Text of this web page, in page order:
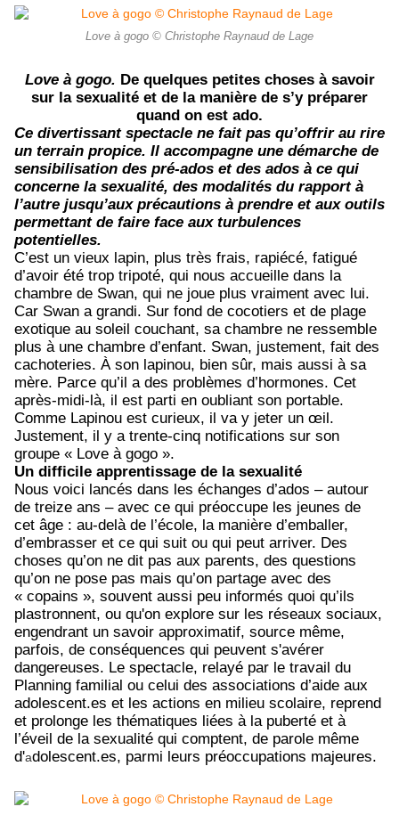
Love à gogo © Christophe Raynaud de Lage
Love à gogo. De quelques petites choses à savoir
sur la sexualité et de la manière de s’y préparer
quand on est ado.
Ce divertissant spectacle ne fait pas qu’offrir au rire
un terrain propice. Il accompagne une démarche de
sensibilisation des pré-ados et des ados à ce qui
concerne la sexualité, des modalités du rapport à
l’autre jusqu’aux précautions à prendre et aux outils
permettant de faire face aux turbulences
potentielles.
C’est un vieux lapin, plus très frais, rapiécé, fatigué
d’avoir été trop tripoté, qui nous accueille dans la
chambre de Swan, qui ne joue plus vraiment avec lui.
Car Swan a grandi. Sur fond de cocotiers et de plage
exotique au soleil couchant, sa chambre ne ressemble
plus à une chambre d’enfant. Swan, justement, fait des
cachoteries. À son lapinou, bien sûr, mais aussi à sa
mère. Parce qu’il a des problèmes d’hormones. Cet
après-midi-là, il est parti en oubliant son portable.
Comme Lapinou est curieux, il va y jeter un œil.
Justement, il y a trente-cinq notifications sur son
groupe « Love à gogo ».
Un difficile apprentissage de la sexualité
Nous voici lancés dans les échanges d’ados – autour
de treize ans – avec ce qui préoccupe les jeunes de
cet âge : au-delà de l’école, la manière d’emballer,
d’embrasser et ce qui suit ou qui peut arriver. Des
choses qu’on ne dit pas aux parents, des questions
qu’on ne pose pas mais qu’on partage avec des
« copains », souvent aussi peu informés quoi qu’ils
plastronnent, ou qu'on explore sur les réseaux sociaux,
engendrant un savoir approximatif, source même,
parfois, de conséquences qui peuvent s'avérer
dangereuses. Le spectacle, relayé par le travail du
Planning familial ou celui des associations d’aide aux
adolescent.es et les actions en milieu scolaire, reprend
et prolonge les thématiques liées à la puberté et à
l’éveil de la sexualité qui comptent, de parole même
d'adolescent.es, parmi leurs préoccupations majeures.